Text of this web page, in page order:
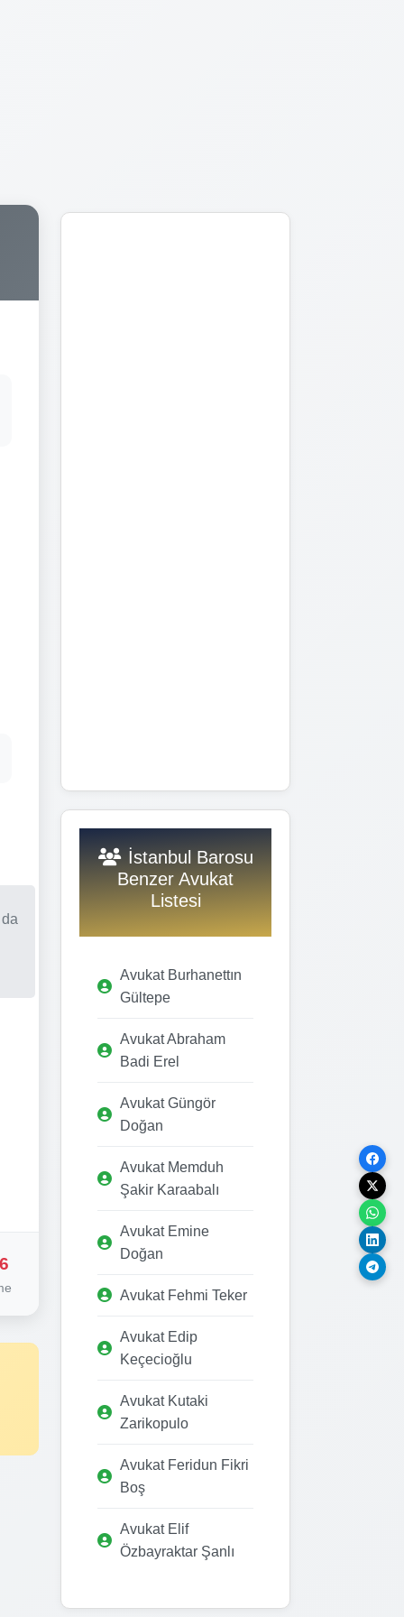
İstanbul Barosu
Benzer Avukat
Listesi
Avukat Burhanettın
Gültepe
Avukat Abraham
Badi Erel
Avukat Güngör
Doğan
Avukat Memduh
Şakir Karaabalı
Avukat Emine
Doğan
Avukat Fehmi Teker
Avukat Edip
Keçecioğlu
Avukat Kutaki
Zarikopulo
Avukat Feridun Fikri
Boş
Avukat Elif
Özbayraktar Şanlı